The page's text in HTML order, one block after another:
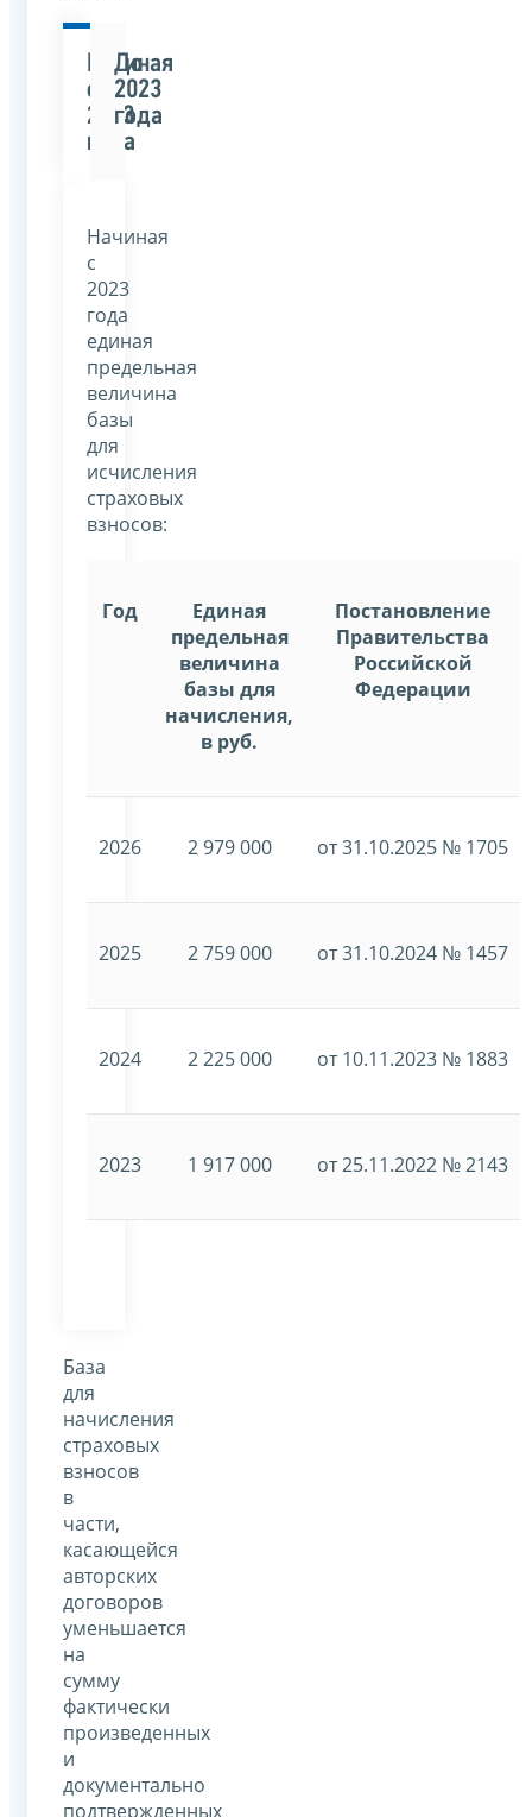
Начиная
с
2023
года
До
2023
года
Начиная
с
2023
года
единая
предельная
величина
базы
для
исчисления
страховых
взносов:
Год
Единая
предельная
величина
базы для
начисления,
в руб.
Постановление
Правительства
Российской
Федерации
2026 2 979 000 от 31.10.2025 № 1705
2025 2 759 000 от 31.10.2024 № 1457
2024 2 225 000 от 10.11.2023 № 1883
2023 1 917 000 от 25.11.2022 № 2143
База
для
начисления
страховых
взносов
в
части,
касающейся
авторских
договоров
уменьшается
на
сумму
фактически
произведенных
и
документально
подтвержденных